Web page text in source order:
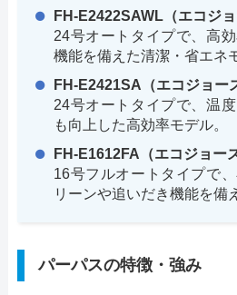
FH-E2422SAWL（エコジョ
24号オートタイプで、高
機能を備えた清潔・省エネ
FH-E2421SA（エコジョー
24号オートタイプで、温
も向上した高効率モデル。
FH-E1612FA（エコジョーズ
16号フルオートタイプで
リーンや追いだき機能を備
パーパスの特徴・強み